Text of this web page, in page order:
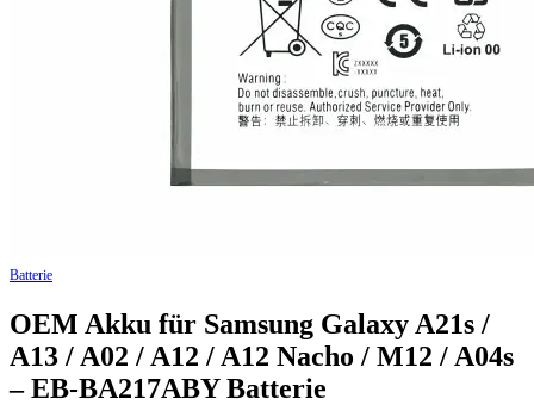
Batterie
OEM Akku für Samsung Galaxy A21s /
A13 / A02 / A12 / A12 Nacho / M12 / A04s
– EB-BA217ABY Batterie